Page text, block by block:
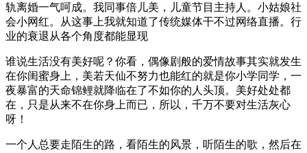
轨离婚一气呵成。我同事倍儿美，儿童节目主持人。小姑娘社
会小网红。从这事上我就知道了传统媒体干不过网络直播。行
业的衰退从各个角度都能显现
谁说生活没有美好呢？你看，偶像剧般的爱情故事其实就发生
在你闺蜜身上，美若天仙不努力也能红的就是你小学同学，一
夜暴富的天命锦鲤就降临在了不如你的人头顶。美好处处都
在，只是从来不在你身上而已，所以，千万不要对生活灰心
呀！ ​​​​
一个人总要走陌生的路，看陌生的风景，听陌生的歌，然后在